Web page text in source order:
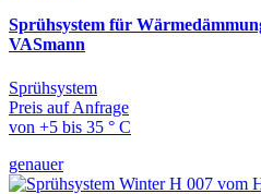
Sprühsystem für
VASmann
Sprühsystem
Preis auf Anfrage
von +5 bis 35 ° C
genauer